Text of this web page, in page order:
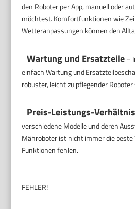
den Roboter per App, manuell oder
möchtest. Komfortfunktionen wie
Wetteranpassungen können den
Wartung und Ersatzteile–
einfach Wartung und
robuster, leicht zu pflegender
Preis-Leistungs-Verhältnis
verschiedene Modelle und deren
Mähroboter ist nicht immer die
Funktionen fehlen.
FEHLER!